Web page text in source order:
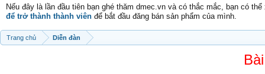
Nếu đây là lần đầu tiên bạn ghé thăm dmec.vn và có thắc mắc, bạn có
để trở thành thành viên để bắt đầu đăng bán sản phẩm của mình.
Trang chủ Diễn đàn